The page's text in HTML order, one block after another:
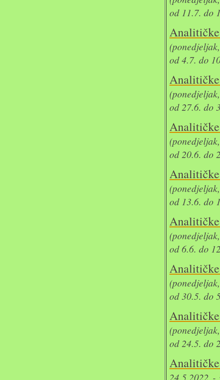
od 11.7. do
od 4.7. do
od 27.6. do
od 20.6. do
od 13.6. do
od 6.6. do
od 30.5. do
od 24.5. do
24.5.2022